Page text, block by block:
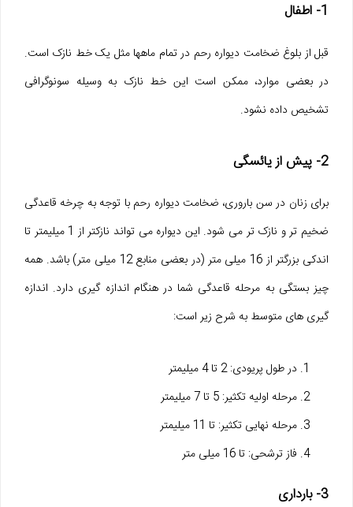
1- اطفال
قبل از بلوغ ضخامت دیواره رحم در تمام ماهها مثل یک خط نازک است.
در بعضی موارد، ممکن است این خط نازک به وسیله سونوگرافی
تشخیص داده نشود.
2- پیش از یائسگی
برای زنان در سن باروری، ضخامت دیواره رحم با توجه به چرخه قاعدگی
ضخیم تر و نازک تر می شود. این دیواره می تواند نازکتر از 1 میلیمتر تا
اندکی بزرگتر از 16 میلی متر (در بعضی منابع 12 میلی متر) باشد. همه
چیز بستگی به مرحله قاعدگی شما در هنگام اندازه گیری دارد. اندازه
گیری های متوسط به شرح زیر است:
در طول پریودی: 2 تا 4 میلیمتر
مرحله اولیه تکثیر: 5 تا 7 میلیمتر
مرحله نهایی تکثیر: تا 11 میلیمتر
فاز ترشحی: تا 16 میلی متر
3- بارداری